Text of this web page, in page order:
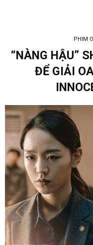
PHIM
“NÀNG HẬU”
ĐỂ GIẢI